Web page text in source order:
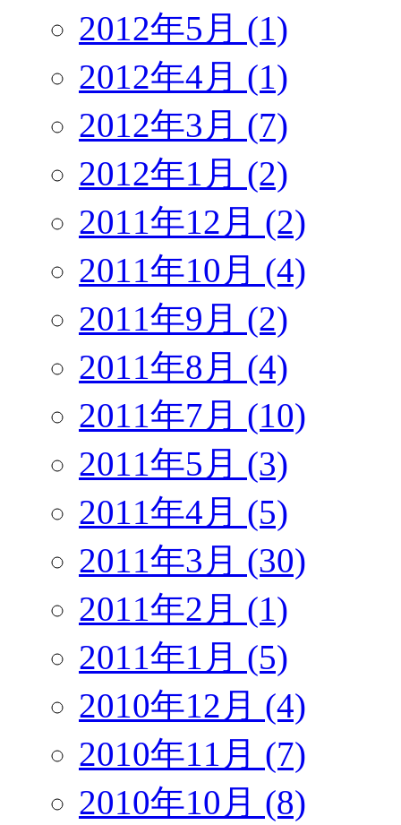
2012年5月 (1)
2012年4月 (1)
2012年3月 (7)
2012年1月 (2)
2011年12月 (2)
2011年10月 (4)
2011年9月 (2)
2011年8月 (4)
2011年7月 (10)
2011年5月 (3)
2011年4月 (5)
2011年3月 (30)
2011年2月 (1)
2011年1月 (5)
2010年12月 (4)
2010年11月 (7)
2010年10月 (8)